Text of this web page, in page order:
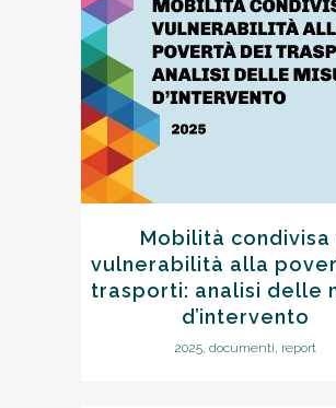
Mobilità condivisa
vulnerabilità alla
trasporti: analisi delle
d’intervento
2025, documenti, report